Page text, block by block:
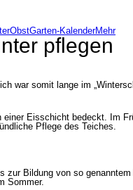
ObstGarten-KalenderMehr
pflegen
war somit lange im
Eisschicht bedeckt. Im
Pflege des Teiches.
Bildung von so
Sommer.